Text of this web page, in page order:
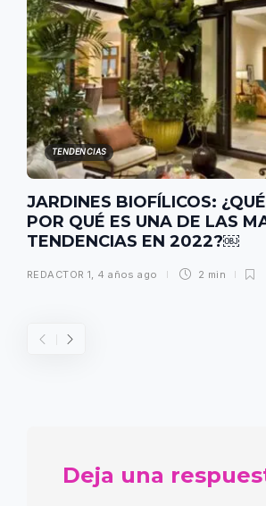
TENDENCIAS
JARDINES BIOFÍLICOS:
POR QUÉ ES UNA DE LAS
TENDENCIAS EN 2022?￼
REDACTOR 1, 4 años ago 2 min
Deja una